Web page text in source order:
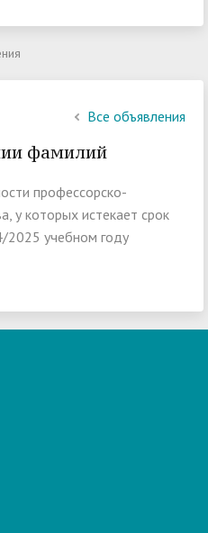
Все объявления
фамилий
профессорско-
у которых истекает срок
2025 учебном году